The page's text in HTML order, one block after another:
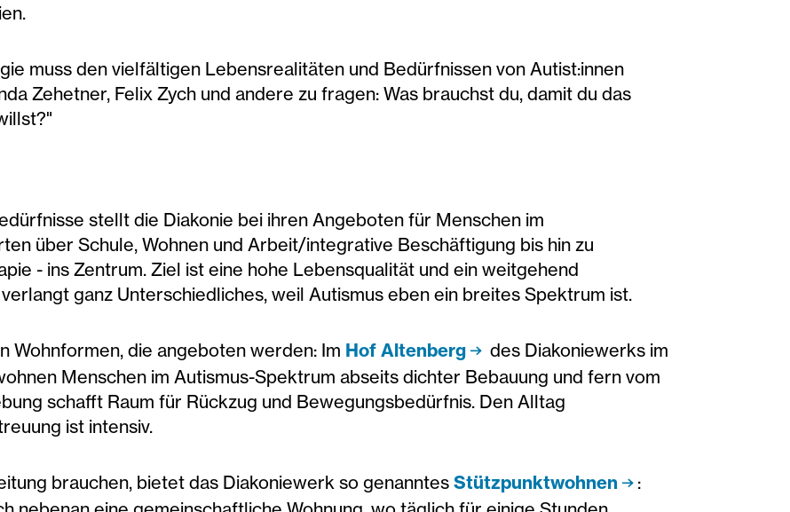
muss den vielfältigen Lebensrealitäten und Bedürfnissen von Autist:innen
Zehetner, Felix Zych und andere zu fragen: Was brauchst du, damit du das
stellt die Diakonie bei ihren Angeboten für Menschen im
über Schule, Wohnen und Arbeit/integrative Beschäftigung bis hin zu
- ins Zentrum. Ziel ist eine hohe Lebensqualität und ein weitgehend
ganz Unterschiedliches, weil Autismus eben ein breites Spektrum ist.
Wohnformen, die angeboten werden: Im Hof Altenberg
des Diakoniewerks im
Menschen im Autismus-Spektrum abseits dichter Bebauung und fern vom
schafft Raum für Rückzug und Bewegungsbedürfnis. Den Alltag
ist intensiv.
brauchen, bietet das Diakoniewerk so genanntesStützpunktwohnen
: